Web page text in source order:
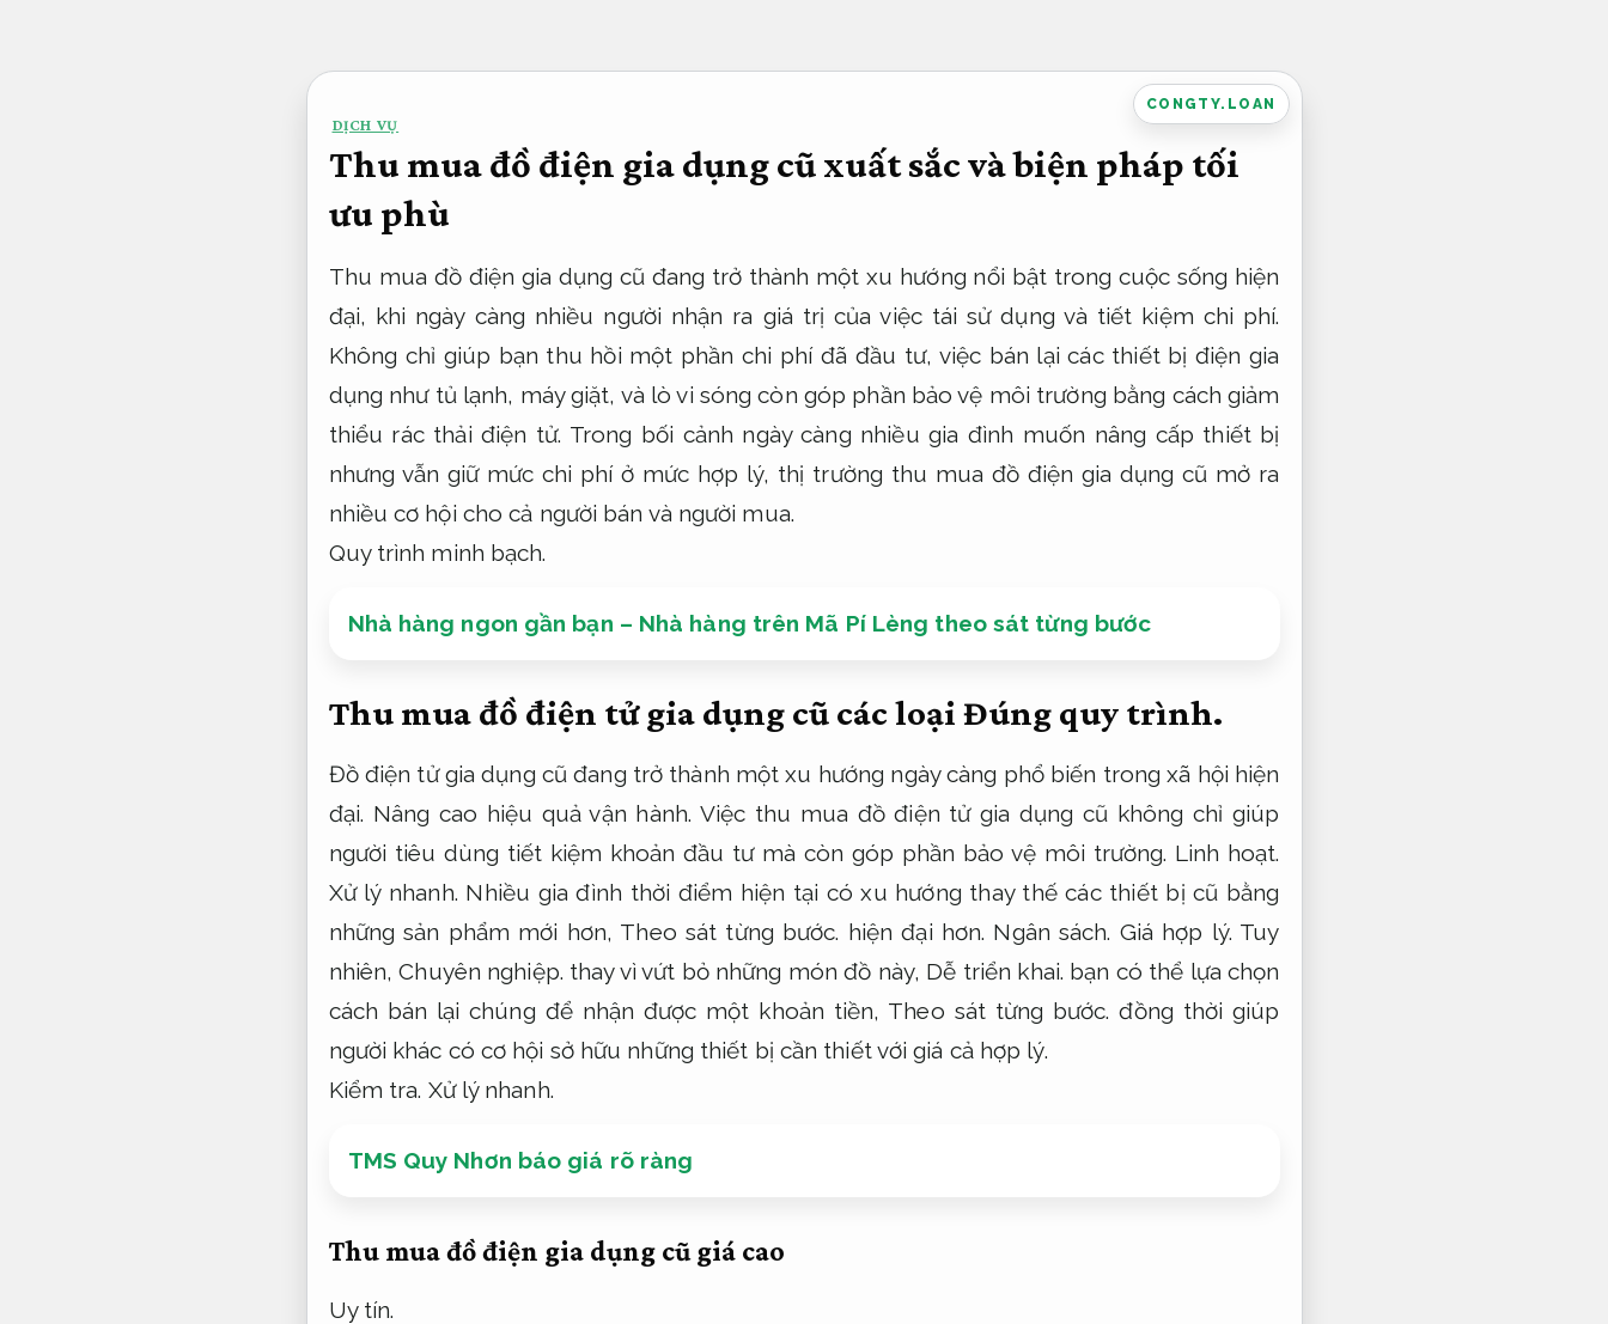
CONGTY.LOAN
DỊCH VỤ
Thu mua đồ điện gia dụng cũ xuất sắc và biện pháp tối
ưu phù
Thu mua đồ điện gia dụng cũ đang trở thành một xu hướng nổi bật trong cuộc sống hiện
đại, khi ngày càng nhiều người nhận ra giá trị của việc tái sử dụng và tiết kiệm chi phí.
Không chỉ giúp bạn thu hồi một phần chi phí đã đầu tư, việc bán lại các thiết bị điện gia
dụng như tủ lạnh, máy giặt, và lò vi sóng còn góp phần bảo vệ môi trường bằng cách giảm
thiểu rác thải điện tử. Trong bối cảnh ngày càng nhiều gia đình muốn nâng cấp thiết bị
nhưng vẫn giữ mức chi phí ở mức hợp lý, thị trường thu mua đồ điện gia dụng cũ mở ra
nhiều cơ hội cho cả người bán và người mua.
Quy trình minh bạch.
Nhà hàng ngon gần bạn – Nhà hàng trên Mã Pí Lèng theo sát từng bước
Thu mua đồ điện tử gia dụng cũ các loại Đúng quy trình.
Đồ điện tử gia dụng cũ đang trở thành một xu hướng ngày càng phổ biến trong xã hội hiện
đại. Nâng cao hiệu quả vận hành. Việc thu mua đồ điện tử gia dụng cũ không chỉ giúp
người tiêu dùng tiết kiệm khoản đầu tư mà còn góp phần bảo vệ môi trường. Linh hoạt.
Xử lý nhanh. Nhiều gia đình thời điểm hiện tại có xu hướng thay thế các thiết bị cũ bằng
những sản phẩm mới hơn, Theo sát từng bước. hiện đại hơn. Ngân sách. Giá hợp lý. Tuy
nhiên,Chuyên nghiệp. thay vì vứt bỏ những món đồ này, Dễ triển khai. bạn có thể lựa chọn
cách bán lại chúng để nhận được một khoản tiền, Theo sát từng bước. đồng thời giúp
người khác có cơ hội sở hữu những thiết bị cần thiết với giá cả hợp lý.
Kiểm tra. Xử lý nhanh.
TMS Quy Nhơn báo giá rõ ràng
Thu mua đồ điện gia dụng cũ giá cao
Uy tín.